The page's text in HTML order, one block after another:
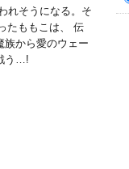
れそうになる。そ
たももこは、 伝
族から愛のウェー
う…!